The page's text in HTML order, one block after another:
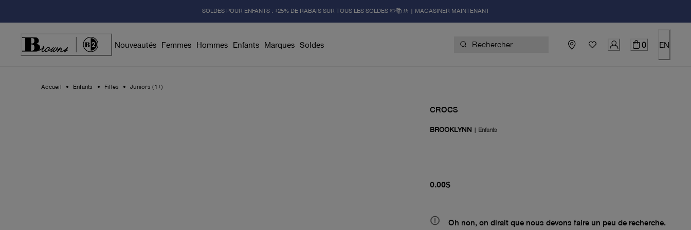
SOLDES POUR ENFANTS : +25% DE RABAIS SUR TOUS LES SOLDES ✏️📚🚸 | MAGASINER MAINTENANT
Nouveautés Femmes Hommes Enfants Marques Soldes 0 EN
Accueil Enfants Filles Juniors (1+)
CROCS
BROOKLYNN | Enfants
0.00$
prix actuel 0.00$
Oh non, on dirait que nous devons faire un peu de recherche.